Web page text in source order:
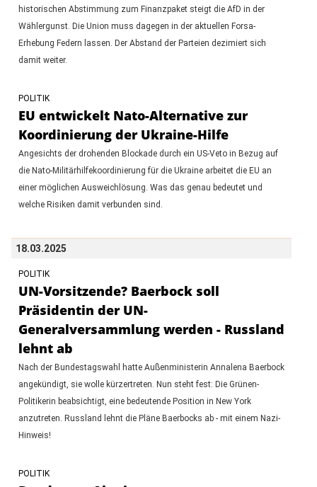
historischen Abstimmung zum Finanzpaket steigt die AfD in der
Wählergunst. Die Union muss dagegen in der aktuellen Forsa-
Erhebung Federn lassen. Der Abstand der Parteien dezimiert sich
damit weiter.
POLITIK
EU entwickelt Nato-Alternative zur
Koordinierung der Ukraine-Hilfe
Angesichts der drohenden Blockade durch ein US-Veto in Bezug auf
die Nato-Militärhilfekoordinierung für die Ukraine arbeitet die EU an
einer möglichen Ausweichlösung. Was das genau bedeutet und
welche Risiken damit verbunden sind.
18.03.2025
POLITIK
UN-Vorsitzende? Baerbock soll
Präsidentin der UN-
Generalversammlung werden - Russland
lehnt ab
Nach der Bundestagswahl hatte Außenministerin Annalena Baerbock
angekündigt, sie wolle kürzertreten. Nun steht fest: Die Grünen-
Politikerin beabsichtigt, eine bedeutende Position in New York
anzutreten. Russland lehnt die Pläne Baerbocks ab - mit einem Nazi-
Hinweis!
POLITIK